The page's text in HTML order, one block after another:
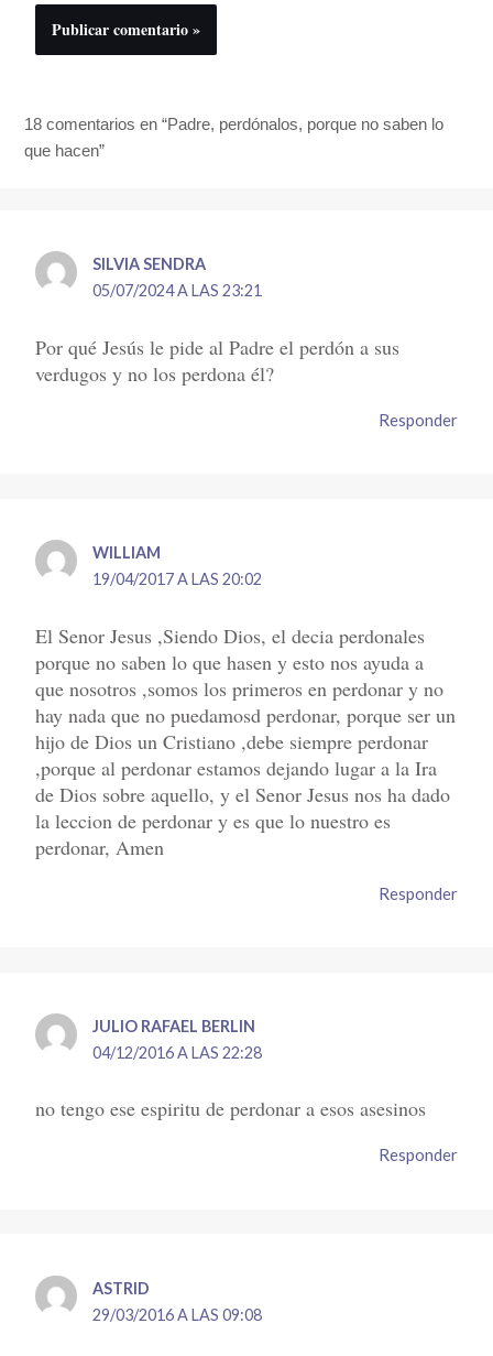
18 comentarios en “Padre, perdónalos, porque no saben lo
que hacen”
SILVIA SENDRA
05/07/2024 A LAS 23:21
Por qué Jesús le pide al Padre el perdón a sus
verdugos y no los perdona él?
Responder
WILLIAM
19/04/2017 A LAS 20:02
El Senor Jesus ,Siendo Dios, el decia perdonales
porque no saben lo que hasen y esto nos ayuda a
que nosotros ,somos los primeros en perdonar y no
hay nada que no puedamosd perdonar, porque ser un
hijo de Dios un Cristiano ,debe siempre perdonar
,porque al perdonar estamos dejando lugar a la Ira
de Dios sobre aquello, y el Senor Jesus nos ha dado
la leccion de perdonar y es que lo nuestro es
perdonar, Amen
Responder
JULIO RAFAEL BERLIN
04/12/2016 A LAS 22:28
no tengo ese espiritu de perdonar a esos asesinos
Responder
ASTRID
29/03/2016 A LAS 09:08